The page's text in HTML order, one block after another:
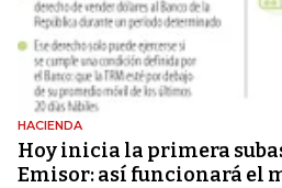
HACIENDA
Hoy inicia la primera
Emisor: así funcionará el